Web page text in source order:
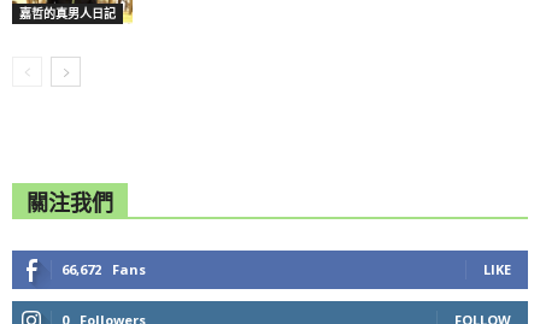
嘉哲的真男人日記
關注我們
66,672 Fans LIKE
0 Followers FOLLOW